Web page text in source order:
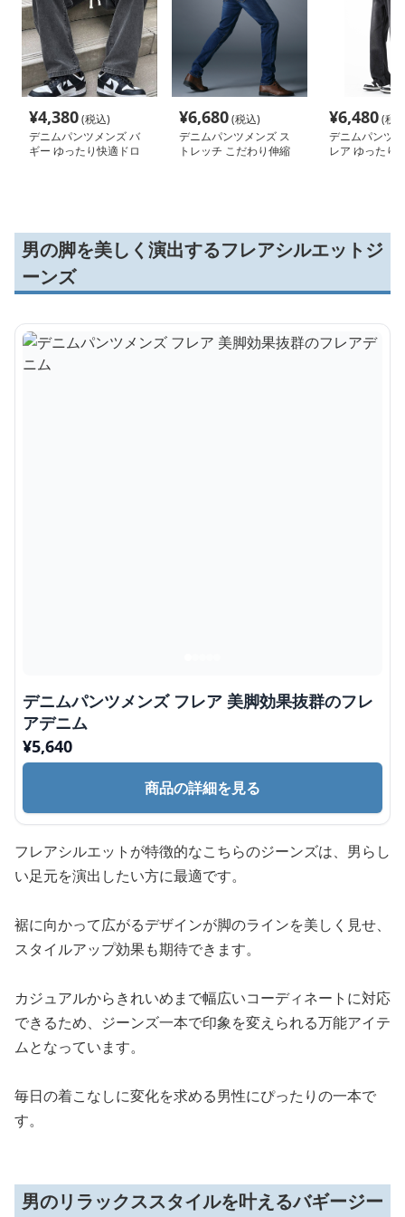
¥4,380(税込)
デニムパンツメンズ バ
ギー ゆったり快適ドロ
¥6,680(税込)
デニムパンツメンズ ス
トレッチ こだわり伸縮
¥6,480(税
デニムパンツ
レア ゆったり
男の脚を美しく演出するフレアシルエットジ
ーンズ
デニムパンツメンズ フレア 美脚効果抜群のフレ
アデニム
¥5,640
商品の詳細を見る
フレアシルエットが特徴的なこちらのジーンズは、男らし
い足元を演出したい方に最適です。
裾に向かって広がるデザインが脚のラインを美しく見せ、
スタイルアップ効果も期待できます。
カジュアルからきれいめまで幅広いコーディネートに対応
できるため、ジーンズ一本で印象を変えられる万能アイテ
ムとなっています。
毎日の着こなしに変化を求める男性にぴったりの一本で
す。
男のリラックススタイルを叶えるバギージー